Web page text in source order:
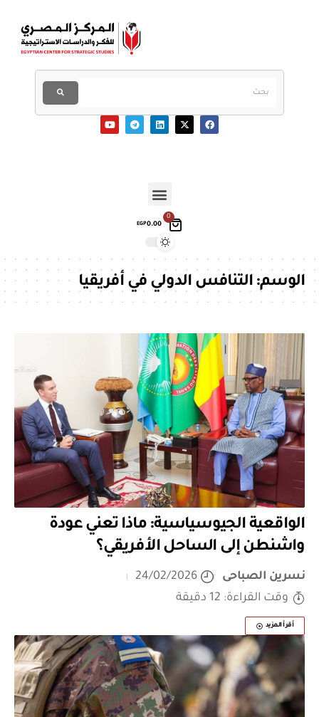
0
EGP0.00
الوسم:التنافس الدولي في أفريقيا
الواقعية الجيوسياسية: ماذا تعني عودة
واشنطن إلى الساحل الأفريقي؟
نسرين الصباحى
24/02/2026
وقت القراءة: 12 دقيقة
أقرأ المزيد